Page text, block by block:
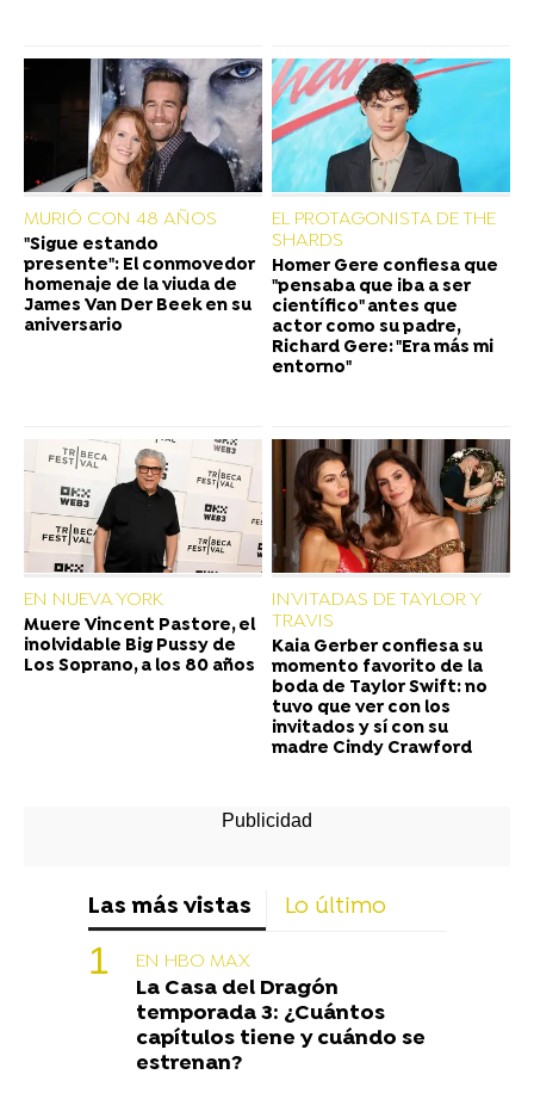
MURIÓ CON 48 AÑOS
"Sigue estando
presente": El conmovedor
homenaje de la viuda de
James Van Der Beek en su
aniversario
EL PROTAGONISTA DE THE
SHARDS
Homer Gere confiesa que
"pensaba que iba a ser
científico" antes que
actor como su padre,
Richard Gere: "Era más mi
entorno"
EN NUEVA YORK
Muere Vincent Pastore, el
inolvidable Big Pussy de
Los Soprano, a los 80 años
INVITADAS DE TAYLOR Y
TRAVIS
Kaia Gerber confiesa su
momento favorito de la
boda de Taylor Swift: no
tuvo que ver con los
invitados y sí con su
madre Cindy Crawford
Las más vistas Lo último
EN HBO MAX
La Casa del Dragón
temporada 3: ¿Cuántos
capítulos tiene y cuándo se
estrenan?